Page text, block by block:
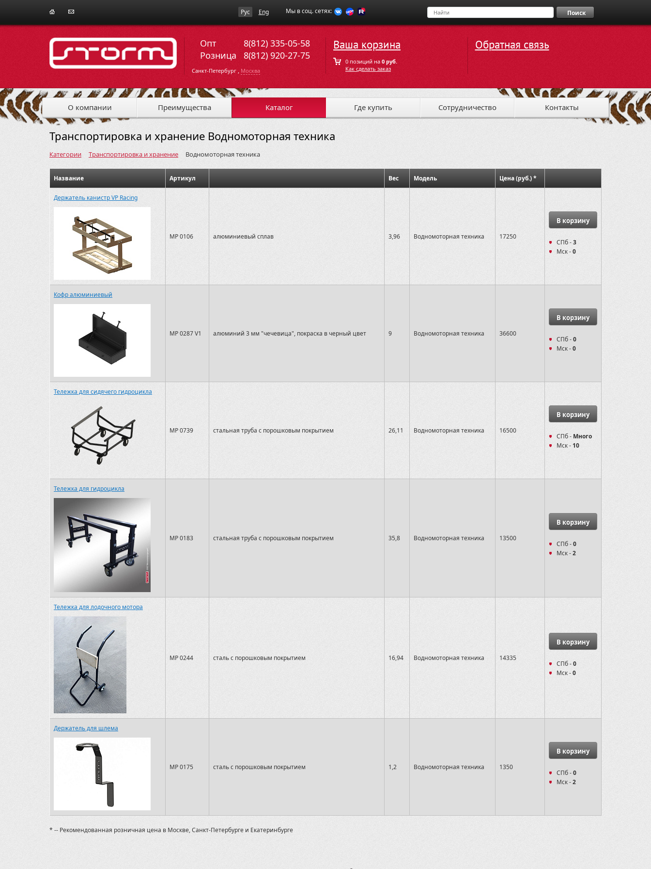
Рус Eng Мы в соц. сетях: Поиск
Опт
8(812) 335-05-58
Розница
8(812) 920-27-75
Санкт-Петербург , Москва
Ваша корзина
0 позиций на 0 руб.
Как сделать заказ
Обратная связь
О компании Преимущества Каталог Где купить Сотрудничество Контакты
Транспортировка и хранение Водномоторная техника
Категории Транспортировка и хранение Водномоторная техника
Название Артикул Вес Модель Цена (руб.) *
Держатель канистр VP Racing
MP 0106 алюминиевый сплав 3,96 Водномоторная техника 17250
В корзину
СПб -3
Мск -0
Кофр алюминиевый
MP 0287 V1 алюминий 3 мм "чечевица", покраска в черный цвет 9 Водномоторная техника 36600
В корзину
СПб -0
Мск -0
Тележка для сидячего гидроцикла
MP 0739 стальная труба с порошковым покрытием 26,11 Водномоторная техника 16500
В корзину
СПб - Много
Мск -10
Тележка для гидроцикла
MP 0183 стальная труба с порошковым покрытием 35,8 Водномоторная техника 13500
В корзину
СПб -0
Мск -2
Тележка для лодочного мотора
MP 0244 сталь с порошковым покрытием 16,94 Водномоторная техника 14335
В корзину
СПб -0
Мск -0
Держатель для шлема
MP 0175 сталь с порошковым покрытием 1,2 Водномоторная техника 1350
В корзину
СПб -0
Мск -2
* -- Рекомендованная розничная цена в Москве, Санкт-Петербурге и Екатеринбурге